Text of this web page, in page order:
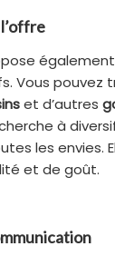
Vous pouvez
et d’autres
à
les envies.
et de goût.